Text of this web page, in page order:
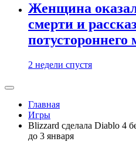
Женщина
смерти и
потустороннего
2 недели спустя
Главная
Игры
Blizzard сделала Diablo 4
до 3 января